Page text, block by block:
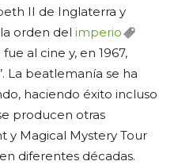
II de Inglaterra y
orden del imperio
al cine y, en 1967,
La beatlemanía se ha
haciendo éxito incluso
producen otras
y Magical Mystery Tour
diferentes décadas.